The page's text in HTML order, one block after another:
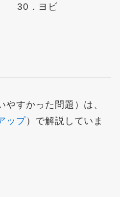
30．ヨビ
やすかった問題）は、
ップ）で解説していま